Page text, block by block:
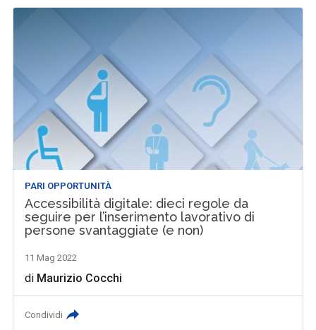
PARI OPPORTUNITÀ
Accessibilità digitale: dieci regole da
seguire per l’inserimento lavorativo di
persone svantaggiate (e non)
11 Mag 2022
di Maurizio Cocchi
Condividi